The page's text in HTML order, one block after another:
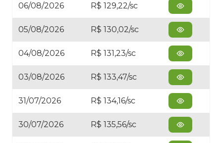
06/08/2026 R$ 129,22/sc
05/08/2026 R$ 130,02/sc
04/08/2026 R$ 131,23/sc
03/08/2026 R$ 133,47/sc
31/07/2026 R$ 134,16/sc
30/07/2026 R$ 135,56/sc